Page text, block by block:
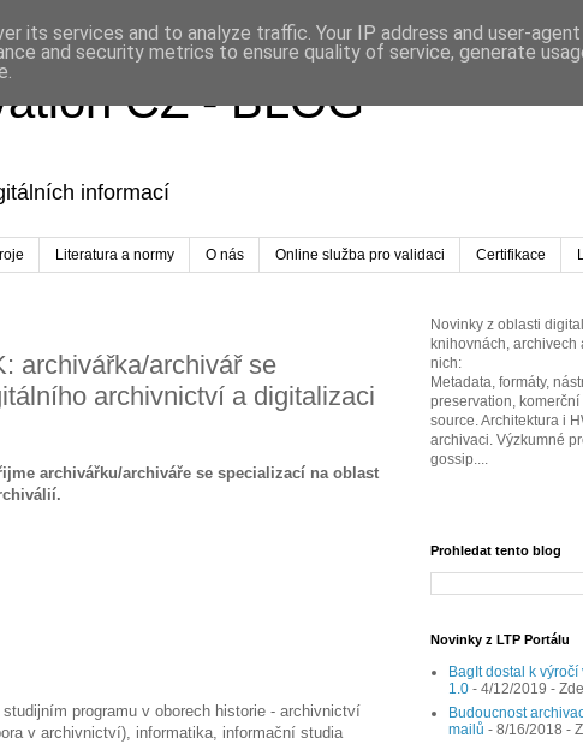
CZ - BLOG
informací
Literatura a normy O nás Online služba pro validaci Certifikace
archivářka/archivář se
archivnictví a digitalizaci
archivářku/archiváře se specializací na oblast
programu v oborech historie - archivnictví
v archivnictví), informatika, informační studia
Novinky z oblasti
knihovnách, archivech
nich:
Metadata, formáty,
preservation,
source. Architektura i
archivaci. Výzkumné
gossip....
Prohledat tento blog
Novinky z LTP Portálu
BagIt dostal k výročí
1.0 - 4/12/2019 -
Budoucnost
mailů - 8/16/2018 -
its services and to analyze traffic. Your IP address and user-agent
and security metrics to ensure quality of service, generate